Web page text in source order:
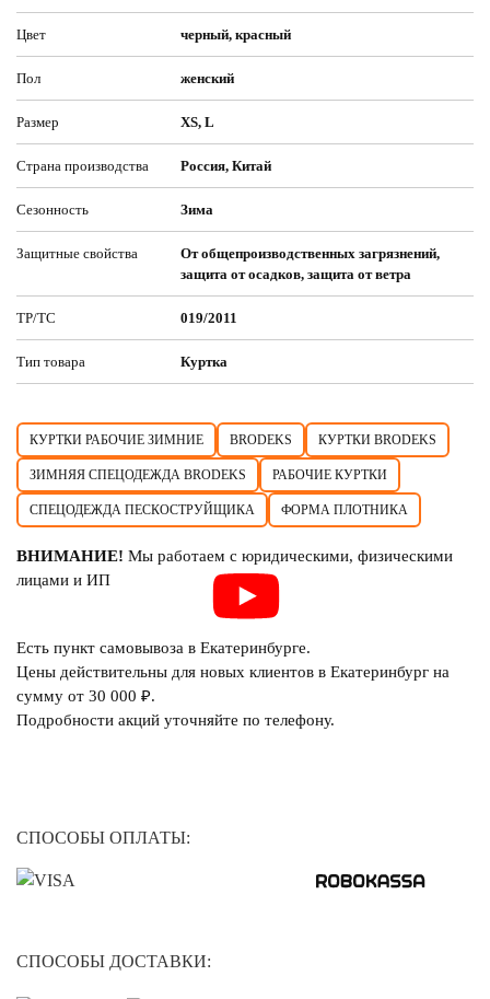
Цвет черный, красный
Пол женский
Размер XS, L
Страна производства Россия, Китай
Сезонность Зима
Защитные свойства
От общепроизводственных загрязнений,
защита от осадков, защита от ветра
ТР/ТС 019/2011
Тип товара Куртка
КУРТКИ РАБОЧИЕ ЗИМНИЕ BRODEKS КУРТКИ BRODEKS
ЗИМНЯЯ СПЕЦОДЕЖДА BRODEKS РАБОЧИЕ КУРТКИ
СПЕЦОДЕЖДА ПЕСКОСТРУЙЩИКА ФОРМА ПЛОТНИКА
ВНИМАНИЕ! Мы работаем с юридическими, физическими
лицами и ИП
Есть пункт самовывоза в Екатеринбурге.
Цены действительны для новых клиентов в Екатеринбург на
сумму от 30 000 ₽.
Подробности акций уточняйте по телефону.
СПОСОБЫ ОПЛАТЫ:
СПОСОБЫ ДОСТАВКИ: